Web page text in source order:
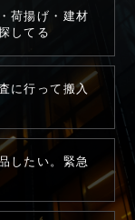
荷揚げ・建材
してる
に行って搬入
したい。緊急